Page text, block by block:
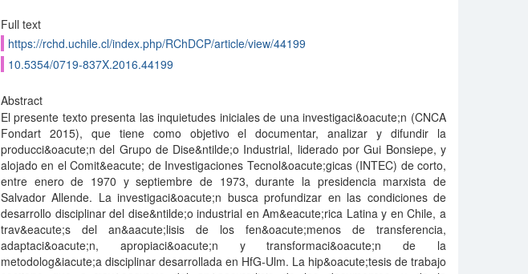
Full text
https://rchd.uchile.cl/index.php/RChDCP/article/view/44199
10.5354/0719-837X.2016.44199
Abstract
El presente texto presenta las inquietudes iniciales de una investigaci&oacute;n (CNCA
Fondart 2015), que tiene como objetivo el documentar, analizar y difundir la
producci&oacute;n del Grupo de Dise&ntilde;o Industrial, liderado por Gui Bonsiepe, y
alojado en el Comit&eacute; de Investigaciones Tecnol&oacute;gicas (INTEC) de corto,
entre enero de 1970 y septiembre de 1973, durante la presidencia marxista de
Salvador Allende. La investigaci&oacute;n busca profundizar en las condiciones de
desarrollo disciplinar del dise&ntilde;o industrial en Am&eacute;rica Latina y en Chile, a
trav&eacute;s del an&aacute;lisis de los fen&oacute;menos de transferencia,
adaptaci&oacute;n, apropiaci&oacute;n y transformaci&oacute;n de la
metodolog&iacute;a disciplinar desarrollada en HfG-Ulm. La hip&oacute;tesis de trabajo